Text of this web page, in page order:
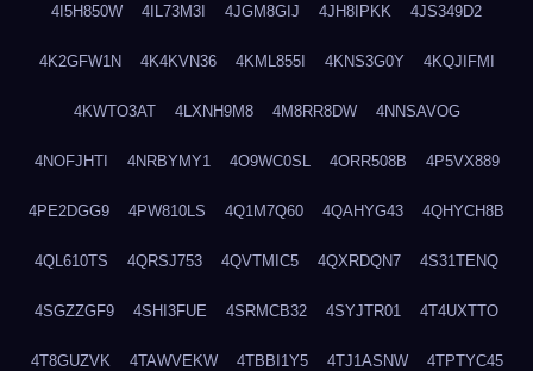
4I5H850W 4IL73M3I 4JGM8GIJ 4JH8IPKK 4JS349D2
4K2GFW1N 4K4KVN36 4KML855I 4KNS3G0Y 4KQJIFMI
4KWTO3AT 4LXNH9M8 4M8RR8DW 4NNSAVOG
4NOFJHTI 4NRBYMY1 4O9WC0SL 4ORR508B 4P5VX889
4PE2DGG9 4PW810LS 4Q1M7Q60 4QAHYG43 4QHYCH8B
4QL610TS 4QRSJ753 4QVTMIC5 4QXRDQN7 4S31TENQ
4SGZZGF9 4SHI3FUE 4SRMCB32 4SYJTR01 4T4UXTTO
4T8GUZVK 4TAWVEKW 4TBBI1Y5 4TJ1ASNW 4TPTYC45